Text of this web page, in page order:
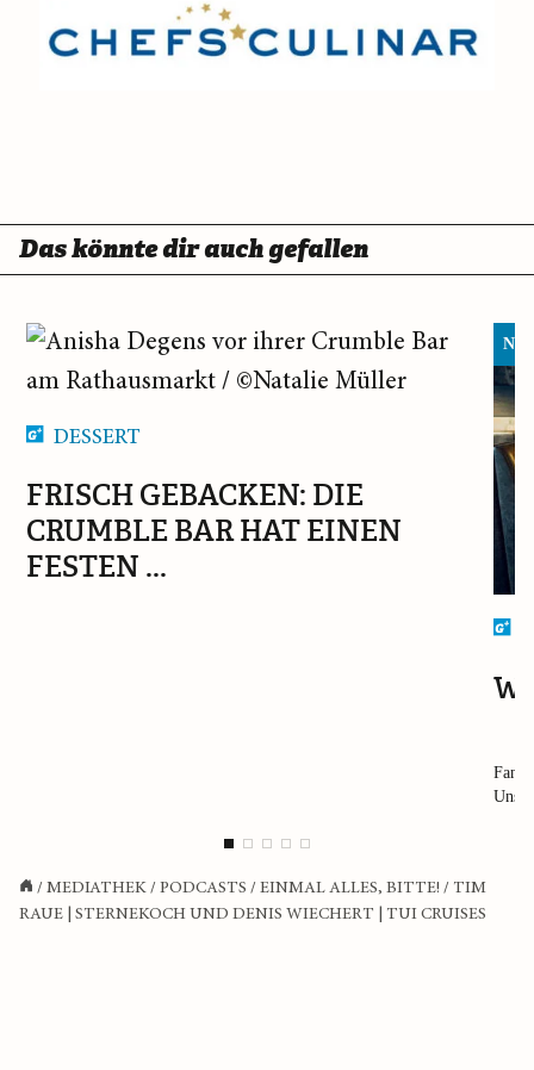
Das könnte dir auch gefallen
DESSERT
FRISCH GEBACKEN: DIE
CRUMBLE BAR HAT EINEN
FESTEN ...
/ MEDIATHEK/ PODCASTS / EINMAL ALLES, BITTE! / TIM
RAUE | STERNEKOCH UND DENIS WIECHERT | TUI CRUISES